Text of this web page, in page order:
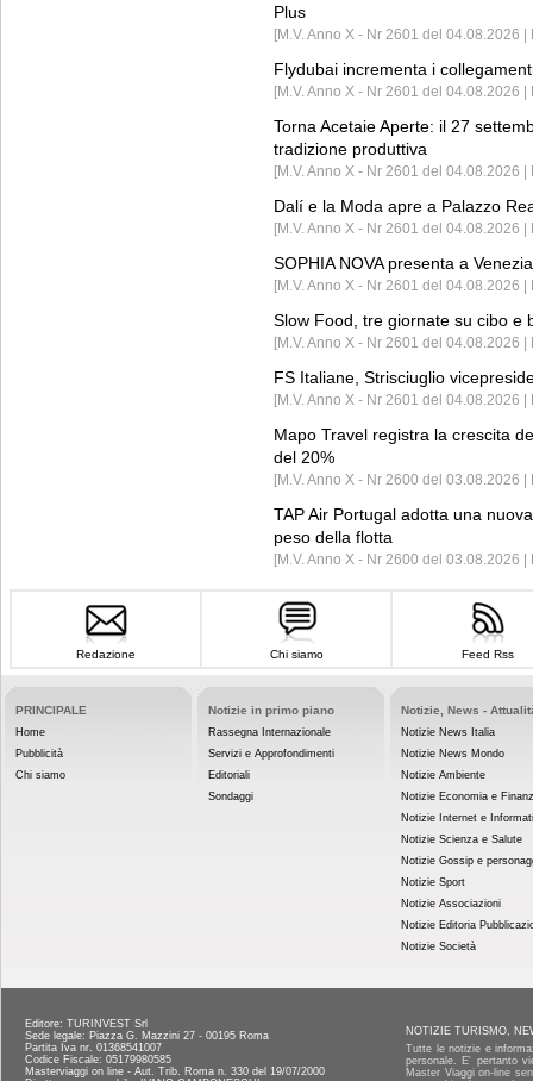
Plus
[M.V. Anno X - Nr 2601 del 04.08.2026 |
Flydubai incrementa i
[M.V. Anno X - Nr 2601 del 04.08.2026 |
Torna Acetaie Aperte: il 27
tradizione produttiva
[M.V. Anno X - Nr 2601 del 04.08.2026 |
Dalí e la Moda apre a Palazzo
[M.V. Anno X - Nr 2601 del 04.08.2026 |
SOPHIA NOVA presenta a
[M.V. Anno X - Nr 2601 del 04.08.2026
Slow Food, tre giornate su cibo e
[M.V. Anno X - Nr 2601 del 04.08.2026 |
FS Italiane, Strisciuglio
[M.V. Anno X - Nr 2601 del 04.08.2026 |
Mapo Travel registra la crescita
del 20%
[M.V. Anno X - Nr 2600 del 03.08.2026 |
TAP Air Portugal adotta una
peso della flotta
[M.V. Anno X - Nr 2600 del 03.08.2026
Redazione Chi siamo Feed Rss
PRINCIPALE
Home
Pubblicità
Chi siamo
Notizie in primo piano
Rassegna Internazionale
Servizi e Approfondimenti
Editoriali
Sondaggi
Notizie, News -
Notizie News Italia
Notizie News Mondo
Notizie Ambiente
Notizie Economia e
Notizie Internet e
Notizie Scienza e Salute
Notizie Gossip e
Notizie Sport
Notizie Associazioni
Notizie Editoria
Notizie Società
Editore: TURINVEST Srl
Sede legale: Piazza G. Mazzini 27 - 00195 Roma
Partita Iva nr. 01368541007
Codice Fiscale: 05179980585
Masterviaggi on line - Aut. Trib. Roma n. 330 del 19/07/2000
NOTIZIE TURISMO,
Tutte le notizie e
personale. E' pertanto
Master Viaggi on-line